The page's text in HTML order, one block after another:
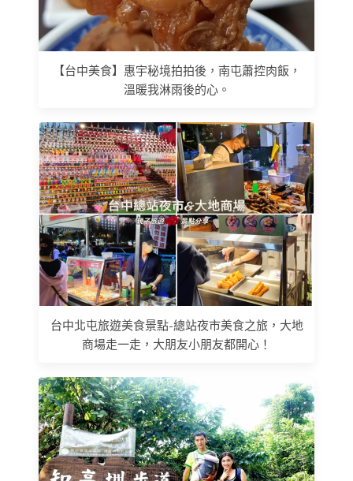
【台中美食】惠宇秘境拍拍後，南屯蕭控肉飯，
溫暖我淋雨後的心。
台中北屯旅遊美食景點-總站夜市美食之旅，大地
商場走一走，大朋友小朋友都開心！